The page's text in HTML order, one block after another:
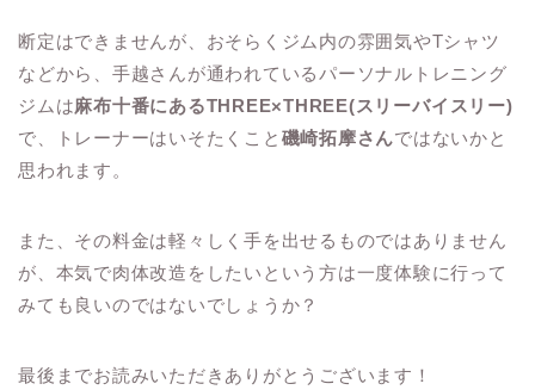
断定はできませんが、おそらくジム内の雰囲気やTシャツ
などから、手越さんが通われているパーソナルトレニング
ジムは麻布十番にあるTHREE×THREE(スリーバイスリー)
で、トレーナーはいそたくこと 磯崎拓摩さんではないかと
思われます。
また、その料金は軽々しく手を出せるものではありません
が、本気で肉体改造をしたいという方は一度体験に行って
みても良いのではないでしょうか？
最後までお読みいただきありがとうございます！